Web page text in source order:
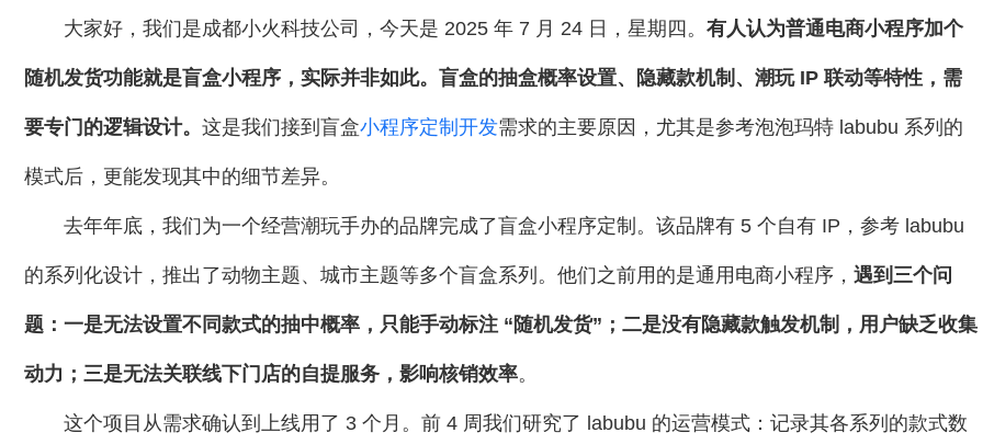
大家好，我们是成都小火科技公司，今天是 2025 年 7 月 24 日，星期四。 有人认为普通电商小程序加个
随机发货功能就是盲盒小程序，实际并非如此。盲盒的抽盒概率设置、隐藏款机制、潮玩 IP 联动等特性，需
要专门的逻辑设计。 这是我们接到盲盒小程序定制开发需求的主要原因，尤其是参考泡泡玛特 labubu 系列的
模式后，更能发现其中的细节差异。
去年年底，我们为一个经营潮玩手办的品牌完成了盲盒小程序定制。该品牌有 5 个自有 IP，参考 labubu
的系列化设计，推出了动物主题、城市主题等多个盲盒系列。他们之前用的是通用电商小程序， 遇到三个问
题：一是无法设置不同款式的抽中概率，只能手动标注 “随机发货”；二是没有隐藏款触发机制，用户缺乏收集
动力；三是无法关联线下门店的自提服务，影响核销效率。
这个项目从需求确认到上线用了 3 个月。前 4 周我们研究了 labubu 的运营模式：记录其各系列的款式数